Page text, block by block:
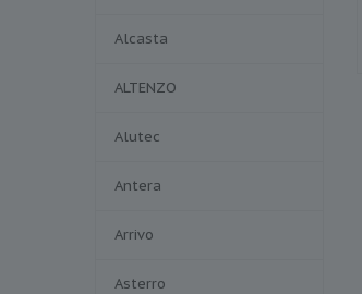
Alcasta
ALTENZO
Alutec
Antera
Arrivo
Asterro